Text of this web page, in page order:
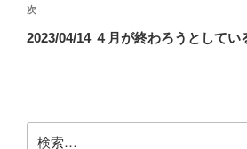
ゲ
ー
次
の
次
2023/04/14 ４月が終わろうとして